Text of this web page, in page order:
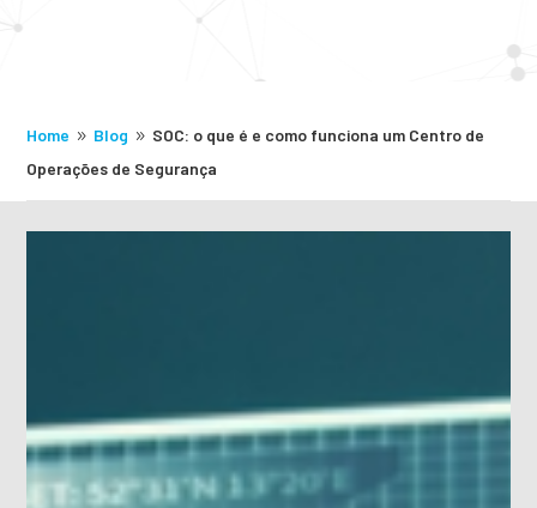
Home 9 Blog 9 SOC: o que é e como funciona um Centro de
Operações de Segurança